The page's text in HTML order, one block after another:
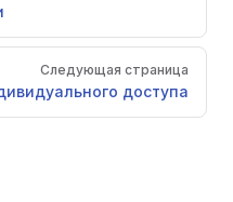
Следующая страница
доступа